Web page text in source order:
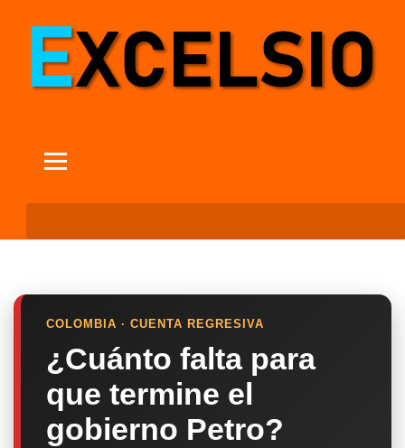
COLOMBIA · CUENTA REGRESIVA
¿Cuánto falta para
que termine el
gobierno Petro?